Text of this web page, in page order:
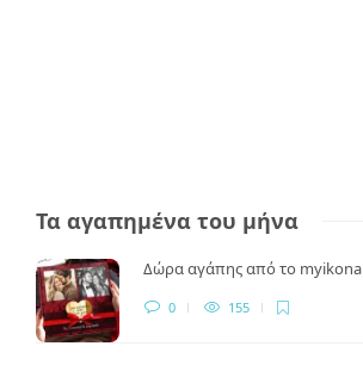
Τα αγαπημένα του μήνα
Δώρα αγάπης από το myikona
0 155